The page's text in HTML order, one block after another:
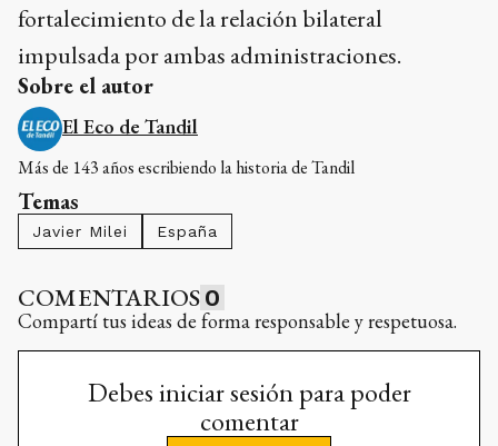
fortalecimiento de la relación bilateral
impulsada por ambas administraciones.
Sobre el autor
El Eco de Tandil
Más de 143 años escribiendo la historia de Tandil
Temas
Javier Milei España
COMENTARIOS 0
Compartí tus ideas de forma responsable y respetuosa.
Debes iniciar sesión para poder
comentar